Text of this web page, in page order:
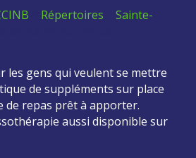
Répertoires
Sainte-
les gens qui veulent se mettre
de suppléments sur place
de repas prêt à apporter.
aussi disponible sur